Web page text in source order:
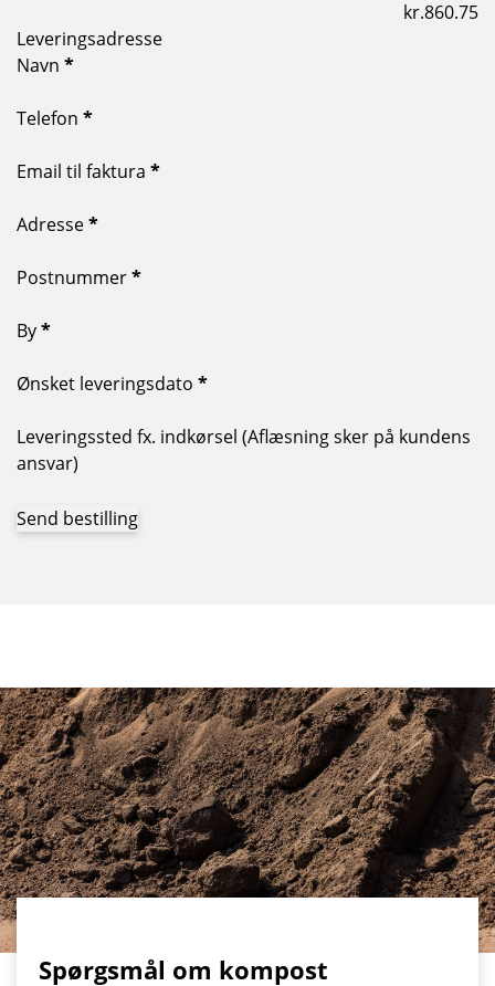
Leveringsadresse
Navn *
Telefon *
Email til faktura *
Adresse*
Postnummer*
By*
Ønsket leveringsdato *
Leveringssted fx. indkørsel (Aflæsning sker på kundens
ansvar)
Send bestilling
Spørgsmål om kompost